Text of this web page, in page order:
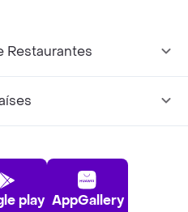
Restaurantes
play AppGallery